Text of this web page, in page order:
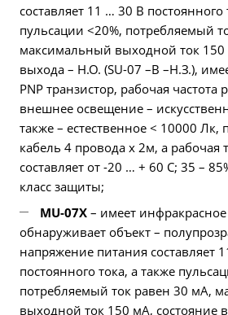
составляет 11 … 30 В постоянного
пульсации <20%, потребляемый
максимальный выходной ток 150
выхода – Н.О. (SU-07 –В –Н.З.),
PNP транзистор, рабочая частота
внешнее освещение –
также – естественное < 10000 Лк,
кабель 4 провода х 2м, а рабочая
составляет от -20 … + 60 С; 35 –
класс защиты;
MU-07X – имеет
обнаруживает объект –
напряжение питания составляет
постоянного тока, а также
потребляемый ток равен 30 мА,
выходной ток 150 мА, состояние